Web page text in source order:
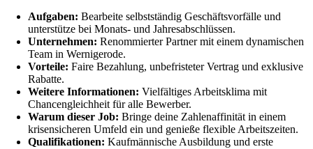
Aufgaben: Bearbeite selbstständig Geschäftsvorfälle und
unterstütze bei Monats- und Jahresabschlüssen.
Unternehmen: Renommierter Partner mit einem dynamischen
Team in Wernigerode.
Vorteile: Faire Bezahlung, unbefristeter Vertrag und exklusive
Rabatte.
Weitere Informationen: Vielfältiges Arbeitsklima mit
Chancengleichheit für alle Bewerber.
Warum dieser Job: Bringe deine Zahlenaffinität in einem
krisensicheren Umfeld ein und genieße flexible Arbeitszeiten.
Qualifikationen: Kaufmännische Ausbildung und erste